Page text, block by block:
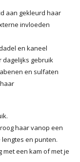
aan gekleurd haar
invloeden
en kaneel
dagelijks gebruik
en sulfaten
haar vanop een
lengtes en punten.
met een kam of met je